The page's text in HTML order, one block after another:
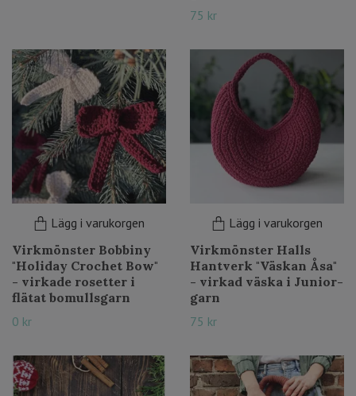
75 kr
Lägg i varukorgen
Virkmönster Bobbiny
"Holiday Crochet Bow"
- virkade rosetter i
flätat bomullsgarn
0 kr
Lägg i varukorgen
Virkmönster Halls
Hantverk "Väskan Åsa"
- virkad väska i Junior-
garn
75 kr